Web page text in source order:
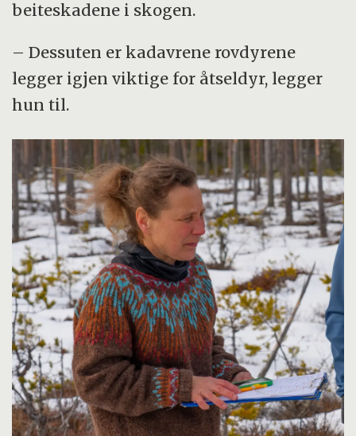
beiteskadene i skogen.
– Dessuten er kadavrene rovdyrene
legger igjen viktige for åtseldyr, legger
hun til.